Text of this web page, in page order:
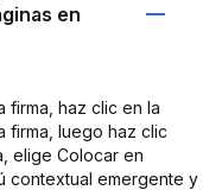
en
firma, haz clic en la
firma, luego haz clic
elige Colocar en
contextual emergente y